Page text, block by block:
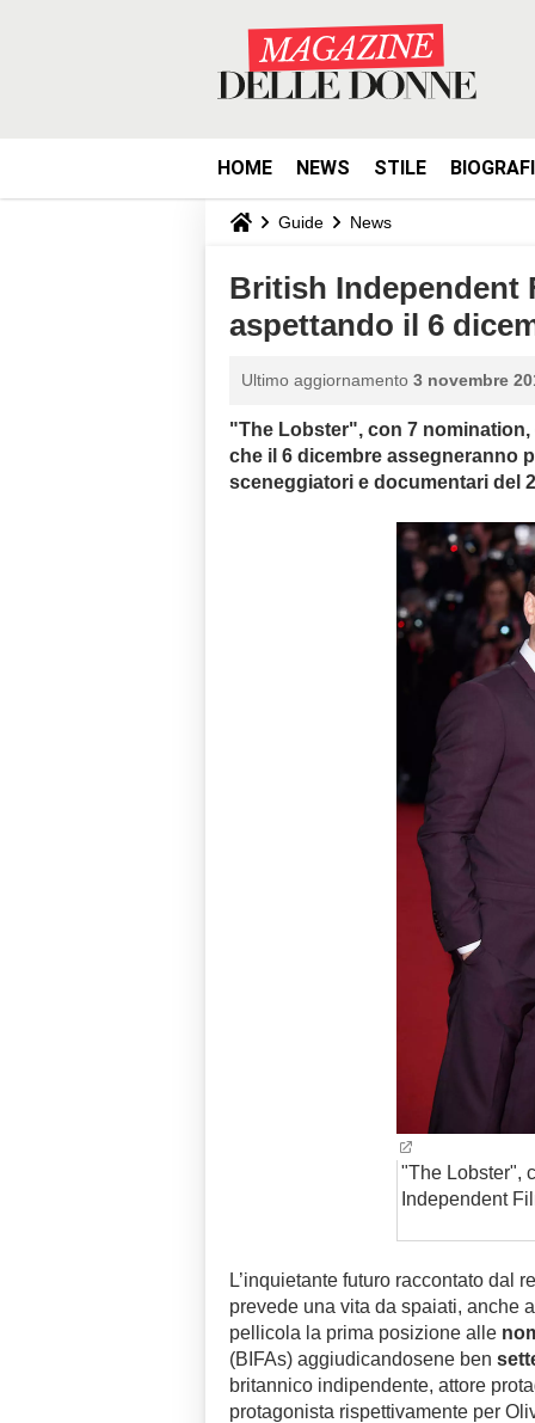
HOME NEWS STILE
Guide News
British Independent
aspettando il 6
Ultimo aggiornamento 3 novembre
"The Lobster", con 7 nomination,
che il 6 dicembre assegneranno
sceneggiatori e documentari del
"The Lobster",
Independent
L’inquietante futuro raccontato dal
prevede una vita da spaiati, anche
pellicola la prima posizione alle
(BIFAs) aggiudicandosene ben
britannico indipendente, attore
protagonista rispettivamente per